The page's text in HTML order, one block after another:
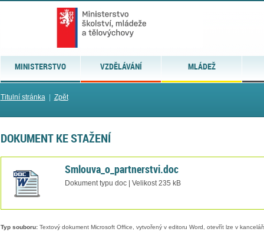
MINISTERSTVO VZDĚLÁVÁNÍ MLÁDEŽ
Titulní stránka| Zpět
DOKUMENT KE STAŽENÍ
Smlouva_o_partnerstvi.doc
Dokument typu doc | Velikost 235 kB
Typ souboru:Textový dokument Microsoft Office, vytvořený v editoru Word, otevřít lze v